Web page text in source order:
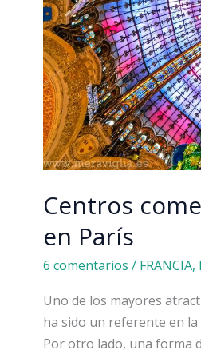
Centros
en París
6 comentarios / FRANCIA,
Uno de los mayores
ha sido un referente en
Por otro lado, una forma